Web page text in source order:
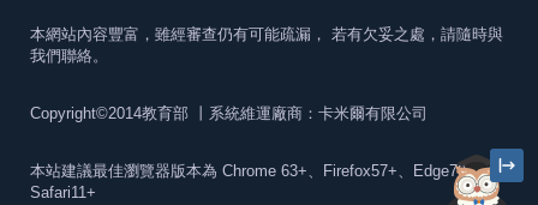
本網站內容豐富，雖經審查仍有可能疏漏， 若有欠妥之處，請隨時與
我們聯絡。
Copyright©2014教育部 丨系統維運廠商：卡米爾有限公司
本站建議最佳瀏覽器版本為 Chrome 63+、Firefox57+、Edge79+及
Safari11+